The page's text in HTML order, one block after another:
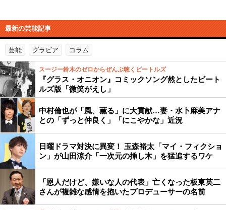
最新の芸能記事
芸能 グラビア コラム
スージー鈴木のゼロからぜんぶ聴くビートルズ
『グラス・オニオン』コミックソング然としたビート
ルズ版「微笑がえし」
中村倫也が「風、薫る」に大貢献…妻・水卜麻美アナ
との「ずっと仲良く」「にこやかな」近況
日曜ドラマ対決に異変！ 玉森裕太「マイ・フィクショ
ン」が山田涼介「一次元の挿し木」を猛追するワケ
「恩人だけど、嫌いな人の代表」亡くなった板東英二
さんが複雑な感情を抱いたプロデューサーの名前